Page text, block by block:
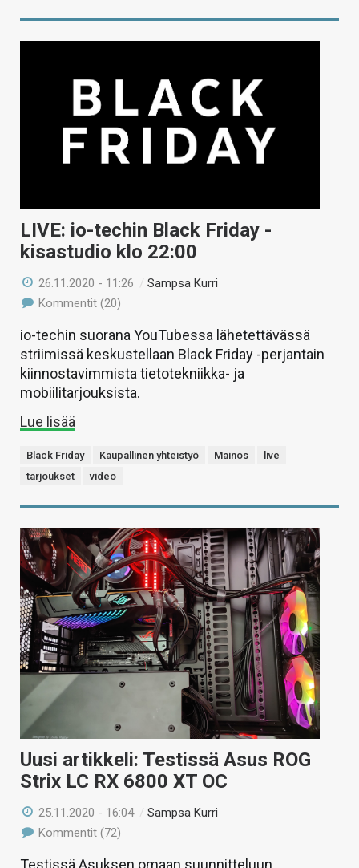
LIVE: io-techin Black Friday -
kisastudio klo 22:00
26.11.2020 - 11:26 /Sampsa Kurri
Kommentit (20)
io-techin suorana YouTubessa lähetettävässä
striimissä keskustellaan Black Friday -perjantain
kiinnostavimmista tietotekniikka- ja
mobiilitarjouksista.
Lue lisää
Black Friday Kaupallinen yhteistyö Mainos
live
tarjoukset
video
Uusi artikkeli: Testissä Asus ROG
Strix LC RX 6800 XT OC
25.11.2020 - 16:04 /Sampsa Kurri
Kommentit (72)
Testissä Asuksen omaan suunnitteluun